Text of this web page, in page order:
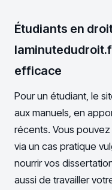
Étudiants en
efficace
Pour un étudiant, le
aux manuels, en
récents. Vous
via un cas pratique
nourrir vos
aussi de travailler